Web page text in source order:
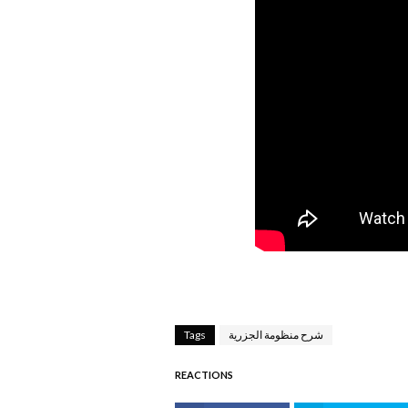
Tags شرح منظومة الجزرية
REACTIONS